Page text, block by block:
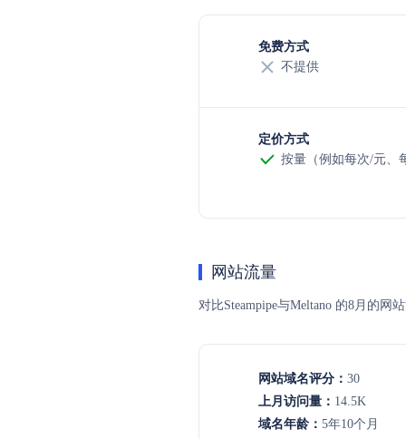
免费方式
不提供
定价方式
按量（例如每次/元、
网站流量
对比Steampipe与Meltano 的8月的
网站域名评分： 30
上月访问量： 14.5K
域名年龄： 5年10个月